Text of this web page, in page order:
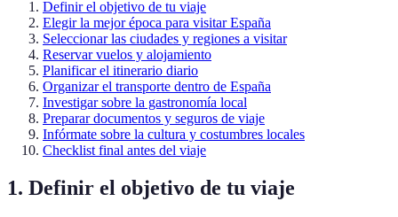
Definir el objetivo de tu viaje
Elegir la mejor época para visitar España
Seleccionar las ciudades y regiones a visitar
Reservar vuelos y alojamiento
Planificar el itinerario diario
Organizar el transporte dentro de España
Investigar sobre la gastronomía local
Preparar documentos y seguros de viaje
Infórmate sobre la cultura y costumbres locales
Checklist final antes del viaje
1. Definir el objetivo de tu viaje